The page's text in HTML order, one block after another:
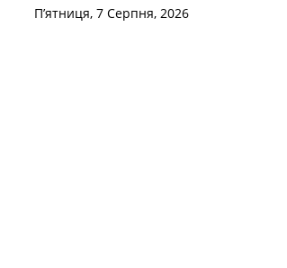
П’ятниця, 7 Серпня, 2026